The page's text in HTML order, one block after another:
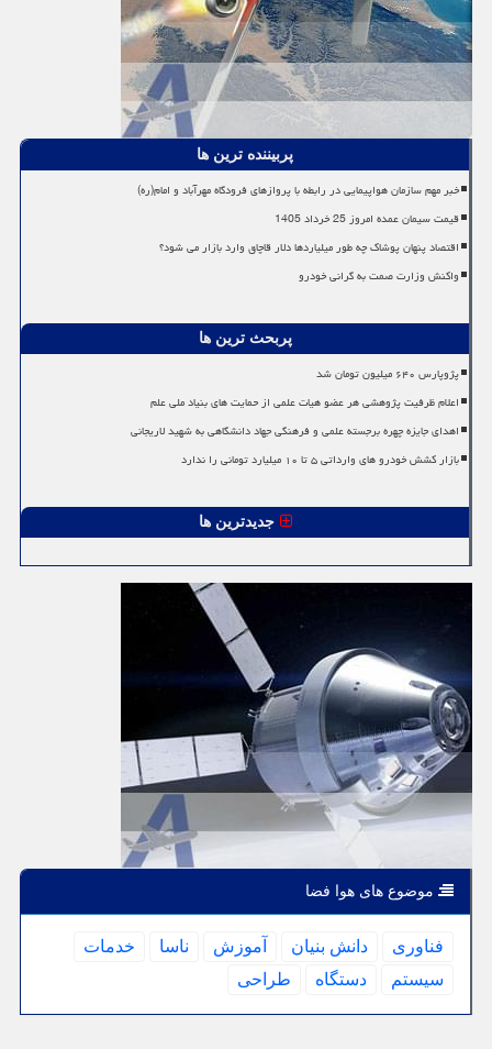
پربیننده ترین ها
خبر مهم سازمان هواپیمایی در رابطه با پروازهای فرودگاه مهرآباد و امام(ره)
قیمت سیمان عمده امروز 25 خرداد 1405
اقتصاد پنهان پوشاک چه طور میلیاردها دلار قاچاق وارد بازار می شود؟
واکنش وزارت صمت به گرانی خودرو
پربحث ترین ها
پژوپارس ۶۴۰ میلیون تومان شد
اعلام ظرفیت پژوهشی هر عضو هیات علمی از حمایت های بنیاد ملی علم
اهدای جایزه چهره برجسته علمی و فرهنگی جهاد دانشگاهی به شهید لاریجانی
بازار کشش خودرو های وارداتی ۵ تا ۱۰ میلیارد تومانی را ندارد
جدیدترین ها
موضوع های هوا فضا
فناوری دانش بنیان آموزش ناسا
خدمات
سیستم
دستگاه طراحی